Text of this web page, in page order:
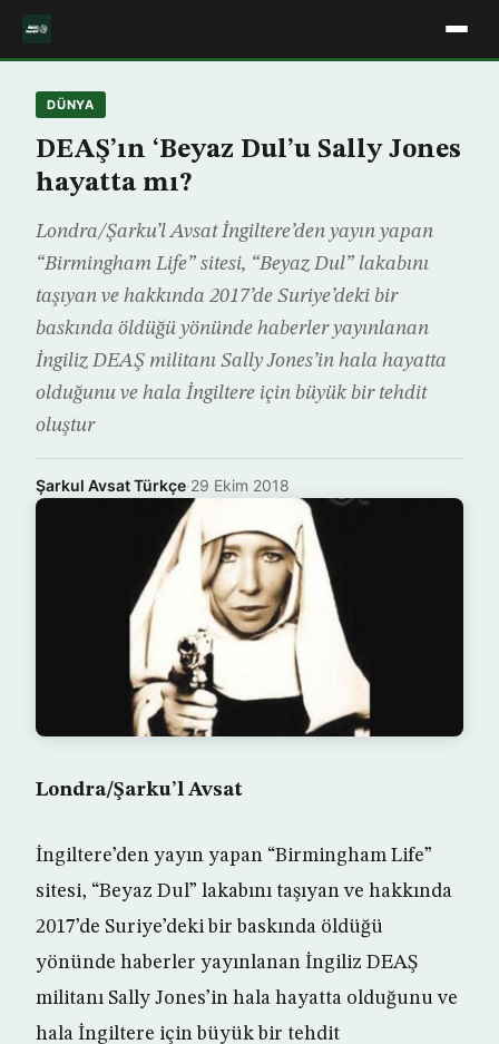
DÜNYA
DEAŞ’ın ‘Beyaz Dul’u Sally Jones
hayatta mı?
Londra/Şarku’l Avsat İngiltere’den yayın yapan
“Birmingham Life” sitesi, “Beyaz Dul” lakabını
taşıyan ve hakkında 2017’de Suriye’deki bir
baskında öldüğü yönünde haberler yayınlanan
İngiliz DEAŞ militanı Sally Jones’in hala hayatta
olduğunu ve hala İngiltere için büyük bir tehdit
oluştur
Şarkul Avsat Türkçe·29 Ekim 2018
Londra/Şarku’l Avsat
İngiltere’den yayın yapan “Birmingham Life”
sitesi, “Beyaz Dul” lakabını taşıyan ve hakkında
2017’de Suriye’deki bir baskında öldüğü
yönünde haberler yayınlanan İngiliz DEAŞ
militanı Sally Jones’in hala hayatta olduğunu ve
hala İngiltere için büyük bir tehdit